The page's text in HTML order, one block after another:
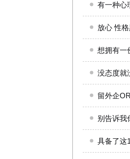
有一种心
放心 性
想拥有一
没态度就
留外企
别告诉我
具备了这